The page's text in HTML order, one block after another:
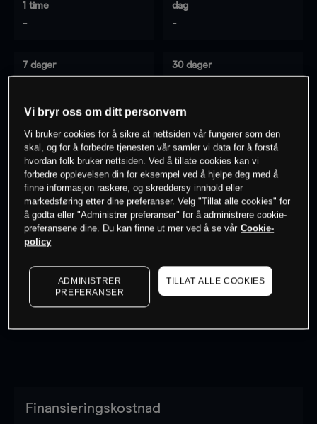
1 time
-
dag
-
7 dager 30 dager
0% av kunder erpå dette instrumentet
Søk om konto
Kursene er veiledende. to see latest market data
Finansieringskostnad
Vi bryr oss om ditt personvern
Vi bruker cookies for å sikre at nettsiden vår fungerer som den
skal, og for å forbedre tjenesten vår samler vi data for å forstå
hvordan folk bruker nettsiden. Ved å tillate cookies kan vi
forbedre opplevelsen din for eksempel ved å hjelpe deg med å
finne informasjon raskere, og skreddersy innhold eller
markedsføring etter dine preferanser. Velg "Tillat alle cookies" for
å godta eller "Administrer preferanser" for å administrere cookie-
preferansene dine. Du kan finne ut mer ved å se vår Cookie-
policy
ADMINISTRER
PREFERANSER
TILLAT ALLE COOKIES